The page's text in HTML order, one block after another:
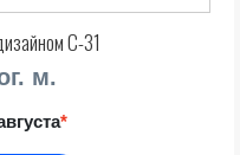
С-31
м.
*